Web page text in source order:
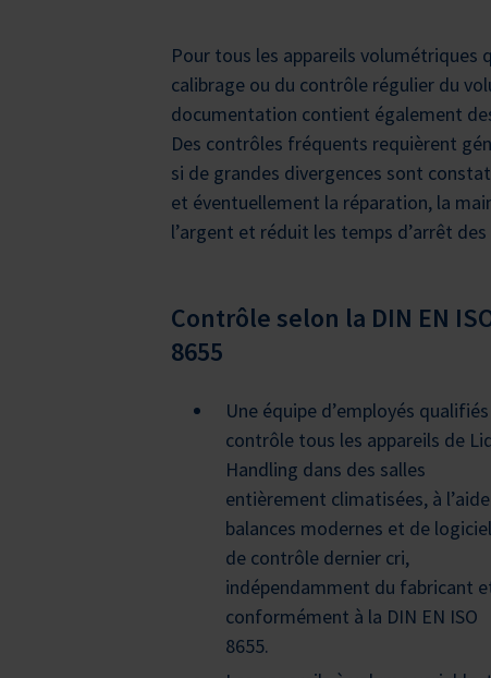
Pour tous les appareils volumétriques
calibrage ou du contrôle régulier du
documentation contient également
Des contrôles fréquents requièrent
si de grandes divergences sont
et éventuellement la réparation, la
l’argent et réduit les temps d’arrêt des
Contrôle selon la DIN EN
8655
Une équipe d’employés qualifiés
contrôle tous les appareils de
Handling dans des salles
entièrement climatisées, à
balances modernes et de
de contrôle dernier cri,
indépendamment du fabricant
conformément à la DIN EN ISO
8655.